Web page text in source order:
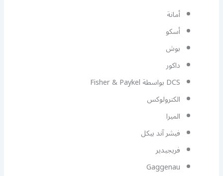
أمانة
أسكو
بوش
داكور
DCS بواسطة Fisher & Paykel
الكترولوكس
الميرا
فيشر آند بيكل
فريجيدير
Gaggenau